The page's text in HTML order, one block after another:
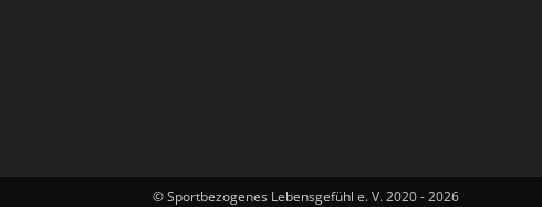
© Sportbezogenes Lebensgefühl e. V. 2020 - 2026